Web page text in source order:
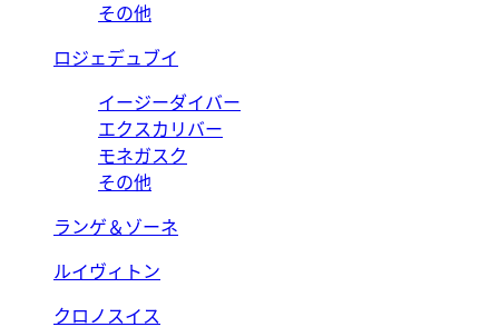
その他
ロジェデュブイ
イージーダイバー
エクスカリバー
モネガスク
その他
ランゲ＆ゾーネ
ルイヴィトン
クロノスイス